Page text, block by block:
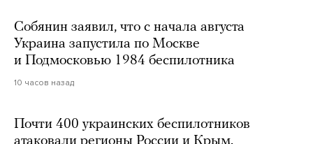
Собянин заявил, что с начала августа
Украина запустила по Москве
и Подмосковью 1984 беспилотника
10 часов назад
Почти 400 украинских беспилотников
атаковали регионы России и Крым.